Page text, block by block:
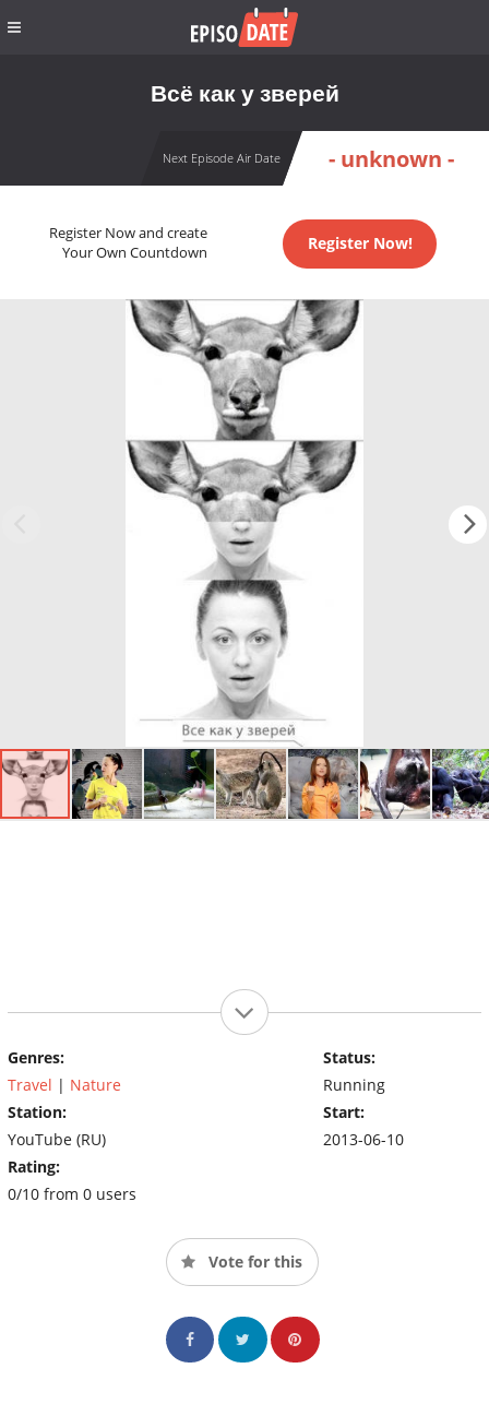
Всё как у зверей
Next Episode Air Date - unknown -
Register Now and create
Your Own Countdown
Register Now!
Genres:
Travel | Nature
Station:
YouTube (RU)
Rating:
0/10 from 0 users
Status:
Running
Start:
2013-06-10
Vote for this